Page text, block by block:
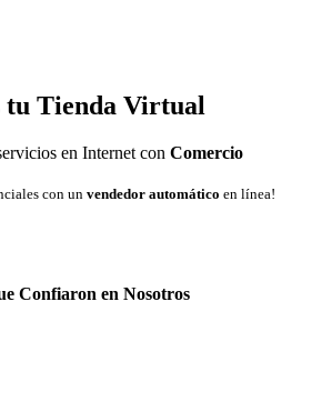
tu Tienda Virtual
en Internet con Comercio
con un vendedor automático en línea!
Confiaron en Nosotros